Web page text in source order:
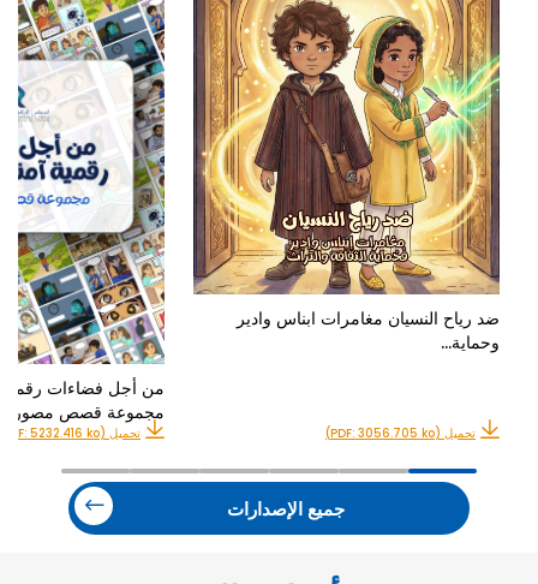
جميع الإصدارات
ضد رياح النسيان مغامرات ابناس وادير
وحماية…
تحميل (PDF: 3056.705 ko)
من أجل فضاءات رقمية
مجموعة قصص مصورة
تحميل (PDF: 5232.416 ko)